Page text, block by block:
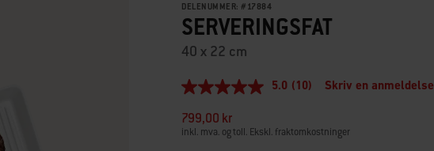
DELENUMMER: # 17884
SERVERINGSFAT
40 x 22 cm
5.0
5
stjerner,
gjennomsnittlig
5.0 (10) Skriv en anmeldelse
799,00 kr
inkl. mva. og toll. Ekskl. fraktomkostninger